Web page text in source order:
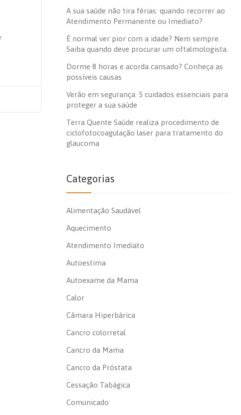
A sua saúde não tira férias: quando recorrer ao
Atendimento Permanente ou Imediato?
É normal ver pior com a idade? Nem sempre.
Saiba quando deve procurar um oftalmologista.
Dorme 8 horas e acorda cansado? Conheça as
possíveis causas
Verão em segurança: 5 cuidados essenciais para
proteger a sua saúde
Terra Quente Saúde realiza procedimento de
ciclofotocoagulação laser para tratamento do
glaucoma
Categorias
Alimentação Saudável
Aquecimento
Atendimento Imediato
Autoestima
Autoexame da Mama
Calor
Câmara Hiperbárica
Cancro colorretal
Cancro da Mama
Cancro da Próstata
Cessação Tabágica
Comunicado